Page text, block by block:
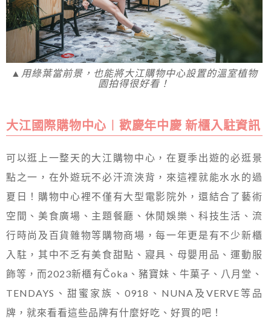
▲用綠葉當前景，也能將大江購物中心設置的溫室植物
園拍得很好看！
大江國際購物中心︱歡慶年中慶 新櫃入駐資訊
可以逛上一整天的大江購物中心，在夏季出遊的必逛景
點之一，在外遊玩不必汗流浹背，來這裡就能水水的過
夏日！購物中心裡不僅有大型電影院外，還結合了藝術
空間、美食廣場、主題餐廳、休閒娛樂、科技生活、流
行時尚及百貨雜物等購物商場，每一年更是有不少新櫃
入駐，其中不乏有美食甜點、寢具、母嬰用品、運動服
飾等，而2023新櫃有Čoka、豬寶妹、牛菓子、八月堂、
TENDAYS、甜蜜家族、0918、NUNA及VERVE等品
牌，就來看看這些品牌有什麼好吃、好買的吧！